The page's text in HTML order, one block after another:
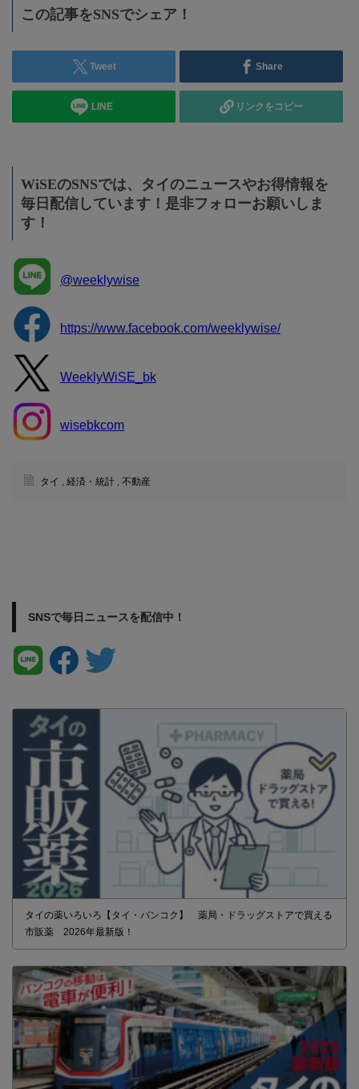
この記事をSNSでシェア！
Tweet Share
LINE リンクをコピー
WiSEのSNSでは、タイのニュースやお得情報を
毎日配信しています！是非フォローお願いしま
す！
@weeklywise
https://www.facebook.com/weeklywise/
WeeklyWiSE_bk
wisebkcom
タイ , 経済・統計 , 不動産
SNSで毎日ニュースを配信中！
タイの薬いろいろ【タイ・バンコク】 薬局・ドラッグストアで買える
市販薬 2026年最新版！